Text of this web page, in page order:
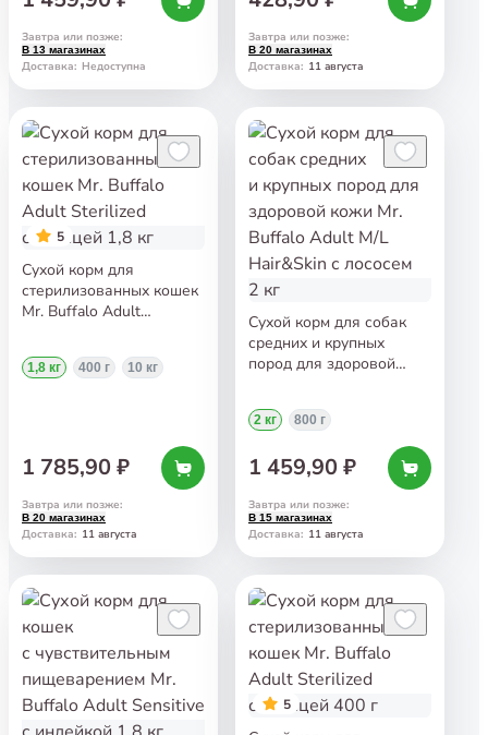
Завтра или позже:
В 13 магазинах
Доставка: Недоступна
Завтра или позже:
В 20 магазинах
Доставка: 11 августа
5
Сухой корм для
стерилизованных кошек
Mr. Buffalo Adult
1,8 кг 400 г 10 кг
1 785,90 ₽
Завтра или позже:
В 20 магазинах
Доставка: 11 августа
Сухой корм для собак
средних и крупных
пород для здоровой
M/L Hair&Skin с лососем
2 кг
2 кг 800 г
1 459,90 ₽
Завтра или позже:
В 15 магазинах
Доставка: 11 августа
5